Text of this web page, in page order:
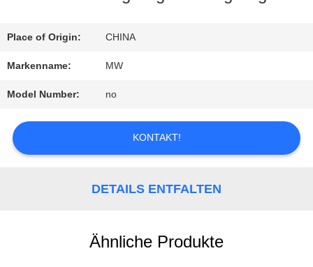
QUALITÄTSKONTROLLE
MIT
VERBINDUNG
Place of Origin: CHINA
Markenname: MW
Model Number: no
KONTAKT!
DETAILS ENTFALTEN
Ähnliche Produkte